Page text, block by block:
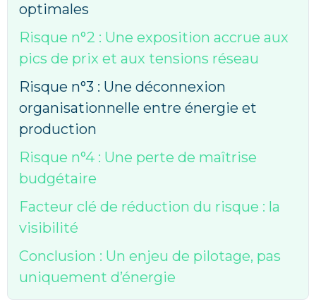
optimales
Risque n°2 : Une exposition accrue aux
pics de prix et aux tensions réseau
Risque n°3 : Une déconnexion
organisationnelle entre énergie et
production
Risque n°4 : Une perte de maîtrise
budgétaire
Facteur clé de réduction du risque : la
visibilité
Conclusion : Un enjeu de pilotage, pas
uniquement d’énergie